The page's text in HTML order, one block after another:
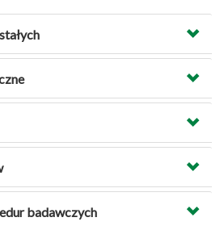
badawczych